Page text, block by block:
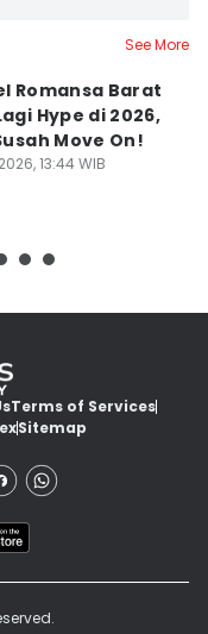
See More
Romansa Barat
Hype di 2026,
Move On!
13:44 WIB
Terms of Services
Sitemap